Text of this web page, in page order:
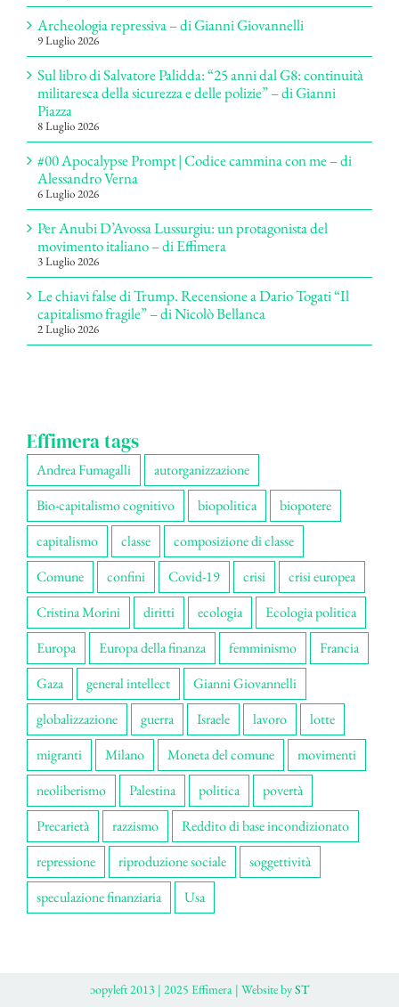
Archeologia repressiva – di Gianni Giovannelli
9 Luglio 2026
Sul libro di Salvatore Palidda: “25 anni dal G8: continuità
militaresca della sicurezza e delle polizie” – di Gianni
Piazza
8 Luglio 2026
#00 Apocalypse Prompt | Codice cammina con me – di
Alessandro Verna
6 Luglio 2026
Per Anubi D’Avossa Lussurgiu: un protagonista del
movimento italiano – di Effimera
3 Luglio 2026
Le chiavi false di Trump. Recensione a Dario Togati “Il
capitalismo fragile” – di Nicolò Bellanca
2 Luglio 2026
Effimera tags
Andrea Fumagalli
autorganizzazione
Bio-capitalismo cognitivo
biopolitica
biopotere
capitalismo
classe
composizione di classe
Comune
confini Covid-19 crisi
crisi europea
Cristina Morini
diritti ecologia
Ecologia politica
Europa
Europa della finanza femminismo
Francia
Gaza
general intellect
Gianni Giovannelli
globalizzazione
guerra Israele lavoro
lotte
migranti
Milano Moneta del comune
movimenti
neoliberismo
Palestina politica
povertà
Precarietà
razzismo
Reddito di base incondizionato
repressione
riproduzione sociale
soggettività
speculazione finanziaria
Usa
ɔopyleft 2013 | 2025 Effimera | Website byST